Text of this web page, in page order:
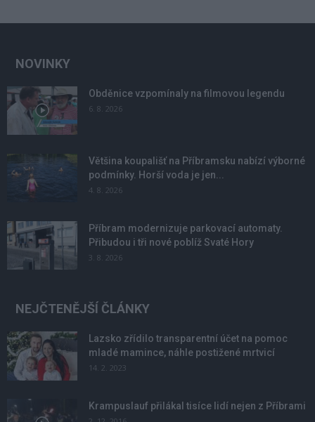
NOVINKY
Obděnice vzpomínaly na filmovou legendu
6. 8. 2026
Většina koupališť na Příbramsku nabízí výborné
podmínky. Horší voda je jen...
4. 8. 2026
Příbram modernizuje parkovací automaty.
Přibudou i tři nové poblíž Svaté Hory
3. 8. 2026
NEJČTENĚJŠÍ ČLÁNKY
Lazsko zřídilo transparentní účet na pomoc
mladé mamince, náhle postižené mrtvicí
14. 2. 2023
Krampuslauf přilákal tisíce lidí nejen z Příbrami